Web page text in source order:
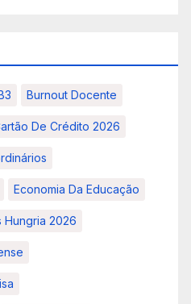
Burnout Docente
De Crédito 2026
Economia Da Educação
Hungria 2026